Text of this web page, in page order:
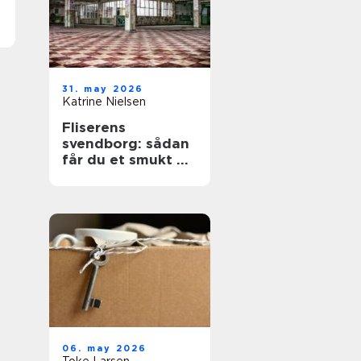
31. may 2026
Katrine Nielsen
Fliserens
svendborg: sådan
får du et smukt og
06. may 2026